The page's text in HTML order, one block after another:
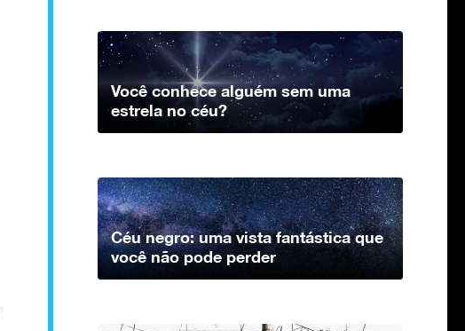
Você conhece alguém sem uma
estrela no céu?
Céu negro: uma vista fantástica que
você não pode perder